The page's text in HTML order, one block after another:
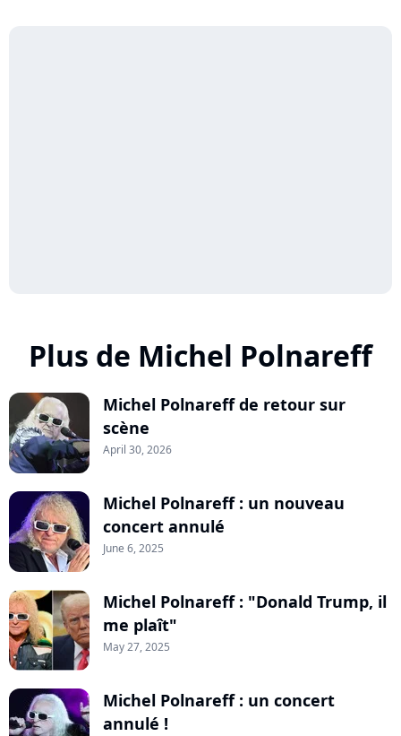
Plus de Michel Polnareff
Michel Polnareff de retour sur
scène
April 30, 2026
Michel Polnareff : un nouveau
concert annulé
June 6, 2025
Michel Polnareff : "Donald Trump, il
me plaît"
May 27, 2025
Michel Polnareff : un concert
annulé !